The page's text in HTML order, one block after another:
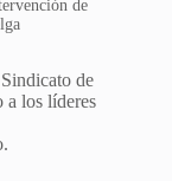
de
de
los líderes